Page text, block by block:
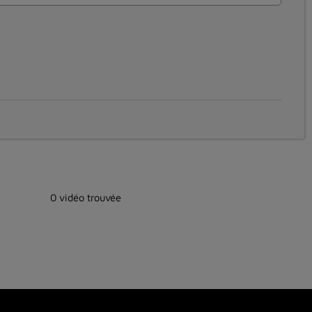
0 vidéo trouvée